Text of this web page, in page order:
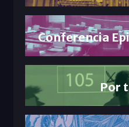
Conferencia
Por